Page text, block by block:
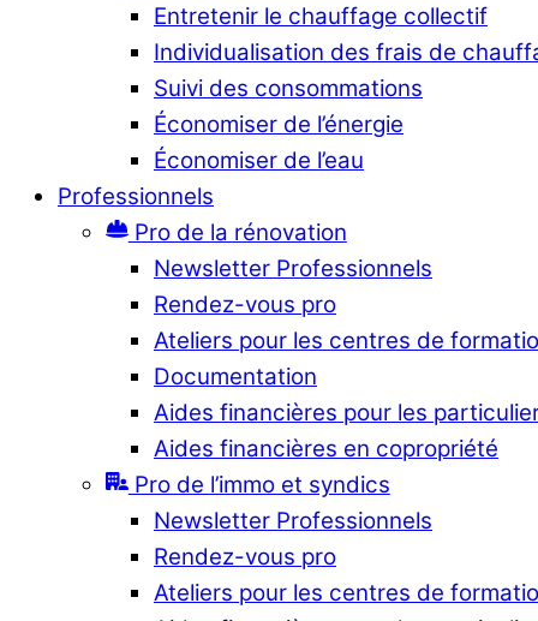
Entretenir le chauffage collectif
Individualisation des frais de
Suivi des consommations
Économiser de l’énergie
Économiser de l’eau
Professionnels
Pro de la rénovation
Newsletter Professionnels
Rendez-vous pro
Ateliers pour les centres de
Documentation
Aides financières pour les
Aides financières en copropriété
Pro de l’immo et syndics
Newsletter Professionnels
Rendez-vous pro
Ateliers pour les centres de